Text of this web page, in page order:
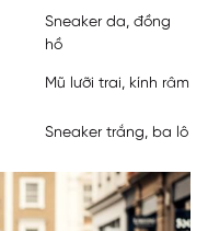
Sneaker da, đồng
hồ
Mũ lưỡi trai, kính râm
Sneaker trắng, ba lô